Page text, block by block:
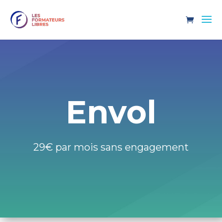
Envol
29€ par mois sans engagement